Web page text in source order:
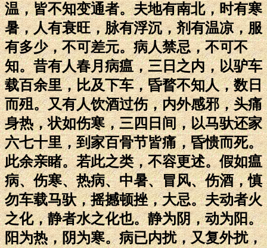
温，皆不知变通者。夫地有南北，时有寒
暑，人有衰旺，脉有浮沉，剂有温凉，服
有多少，不可差元。病人禁忌，不可不
知。昔有人春月病瘟，三日之内，以驴车
载百余里，比及下车，昏瞀不知人，数日
而殂。又有人饮酒过伤，内外感邪，头痛
身热，状如伤寒，三四日间，以马驮还家
六七十里，到家百骨节皆痛，昏愦而死。
此余亲睹。若此之类，不容更述。假如瘟
病、伤寒、热病、中暑、冒风、伤酒，慎
勿车载马驮，摇撼顿挫，大忌。夫动者火
之化，静者水之化也。静为阴，动为阳。
阳为热，阴为寒。病已内扰，又复外扰，